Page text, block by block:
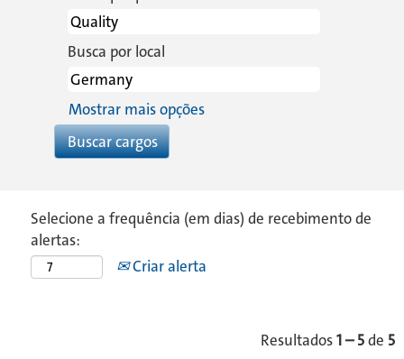
Busca por local
Mostrar mais opções
Selecione a frequência (em dias) de recebimento de
alertas:
Criar alerta
Resultados1 – 5de 5